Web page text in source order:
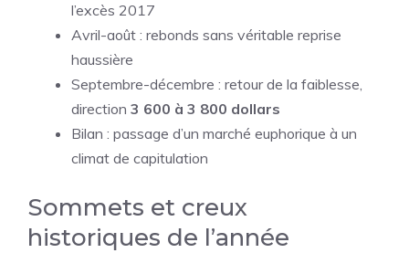
l’excès 2017
Avril-août : rebonds sans véritable reprise
haussière
Septembre-décembre : retour de la faiblesse,
direction 3 600 à 3 800 dollars
Bilan : passage d’un marché euphorique à un
climat de capitulation
Sommets et creux
historiques de l’année